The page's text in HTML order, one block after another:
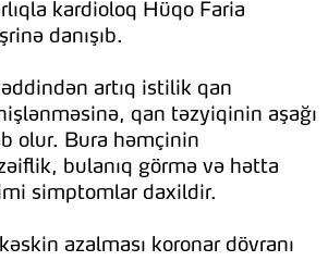
kardioloq Hüqo Faria
danışıb.
artıq istilik qan
qan təzyiqinin aşağı
olur. Bura həmçinin
bulanıq görmə və hətta
simptomlar daxildir.
azalması koronar dövranı